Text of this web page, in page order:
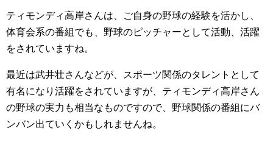
ティモンディ高岸さんは、ご自身の野球の経験を活かし、
体育会系の番組でも、野球のピッチャーとして活動、活躍
をされていますね。
最近は武井壮さんなどが、スポーツ関係のタレントとして
有名になり活躍をされていますが、ティモンディ高岸さん
の野球の実力も相当なものですので、野球関係の番組にバ
ンバン出ていくかもしれませんね。